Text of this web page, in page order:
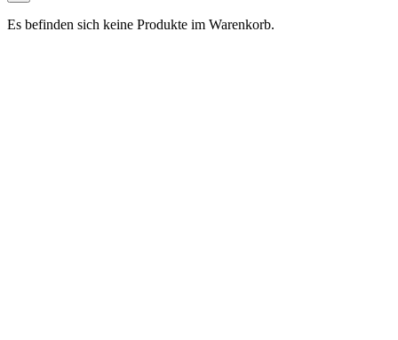
Es befinden sich keine Produkte im Warenkorb.